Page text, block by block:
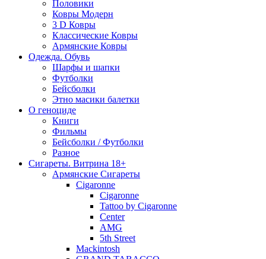
Половики
Ковры Модерн
3 D Ковры
Классические Ковры
Армянские Ковры
Одежда. Обувь
Шарфы и шапки
Футболки
Бейсболки
Этно масики балетки
О геноциде
Книги
Фильмы
Бейсболки / Футболки
Разное
Сигареты. Витрина 18+
Армянские Сигареты
Cigaronne
Cigaronne
Tattoo by Cigaronne
Center
AMG
5th Street
Mackintosh